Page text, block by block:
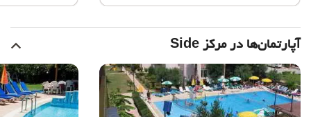
آپارتمان‌ها در مرکز Side